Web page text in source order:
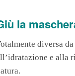
la
diversa
e alla